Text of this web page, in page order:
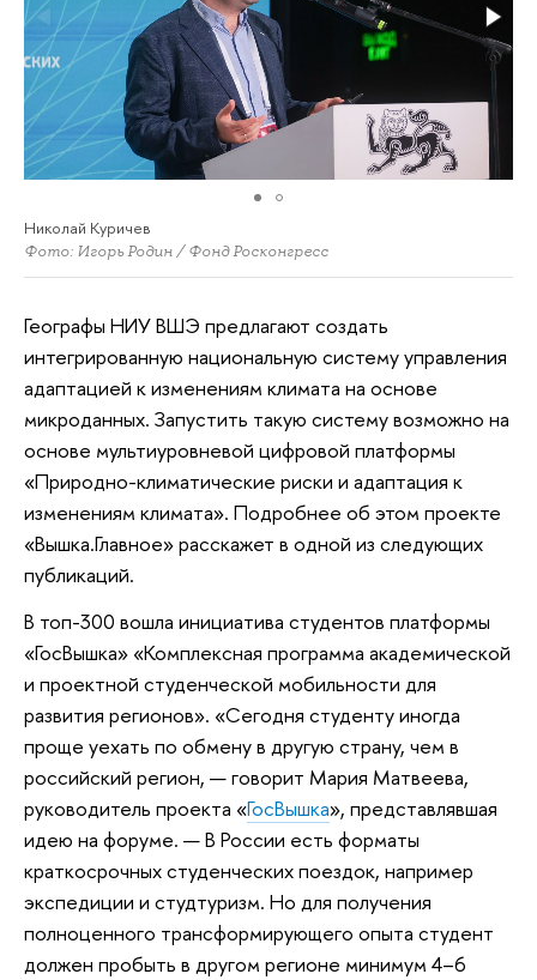
Николай Куричев
Фото: Игорь Родин / Фонд Росконгресс
Географы НИУ ВШЭ предлагают создать
интегрированную национальную систему управления
адаптацией к изменениям климата на основе
микроданных. Запустить такую систему возможно на
основе мультиуровневой цифровой платформы
«Природно-климатические риски и адаптация к
изменениям климата». Подробнее об этом проекте
«Вышка.Главное» расскажет в одной из следующих
публикаций.
В топ-300 вошла инициатива студентов платформы
«ГосВышка» «Комплексная программа академической
и проектной студенческой мобильности для
развития регионов». «Сегодня студенту иногда
проще уехать по обмену в другую страну, чем в
российский регион, — говорит Мария Матвеева,
руководитель проекта «ГосВышка», представлявшая
идею на форуме. — В России есть форматы
краткосрочных студенческих поездок, например
экспедиции и студтуризм. Но для получения
полноценного трансформирующего опыта студент
должен пробыть в другом регионе минимум 4–6